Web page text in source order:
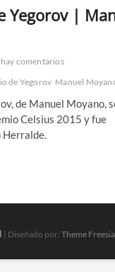
Yegorov |
comentarios
de Yegorov Manuel
de Manuel Moyano,
Celsius 2015 y fue
Herralde.
| Diseñado por: Theme Freesia